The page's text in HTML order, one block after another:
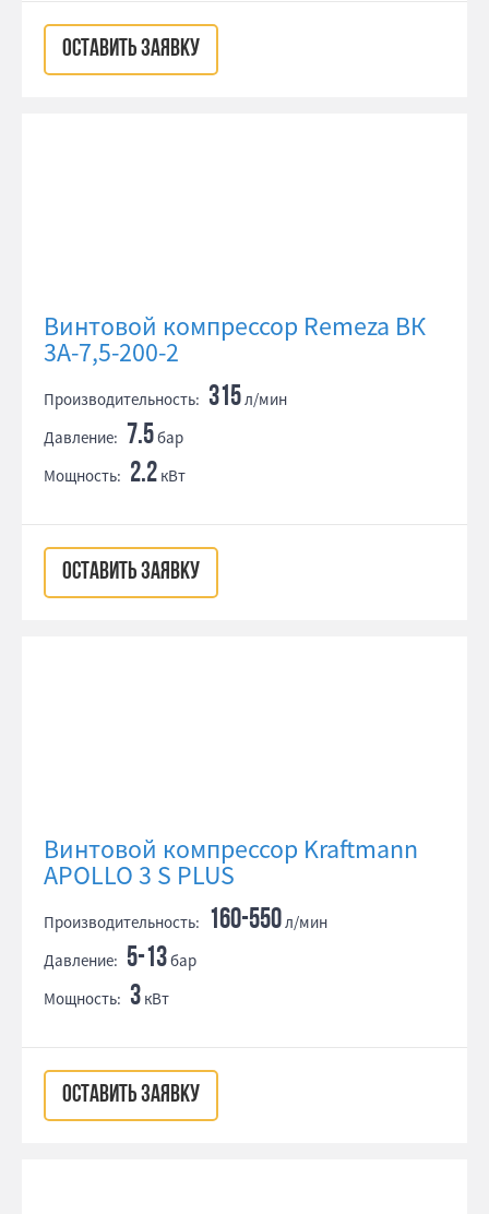
ОСТАВИТЬ ЗАЯВКУ
Винтовой компрессор Remeza ВК
3А-7,5-200-2
Производительность: 315л/мин
Давление: 7.5бар
Мощность: 2.2 кВт
ОСТАВИТЬ ЗАЯВКУ
Винтовой компрессор Kraftmann
APOLLO 3 S PLUS
Производительность: 160-550л/мин
Давление: 5-13бар
Мощность: 3 кВт
ОСТАВИТЬ ЗАЯВКУ